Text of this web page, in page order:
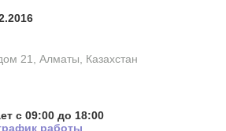
21, Алматы, Казахстан
с 09:00 до 18:00
работы